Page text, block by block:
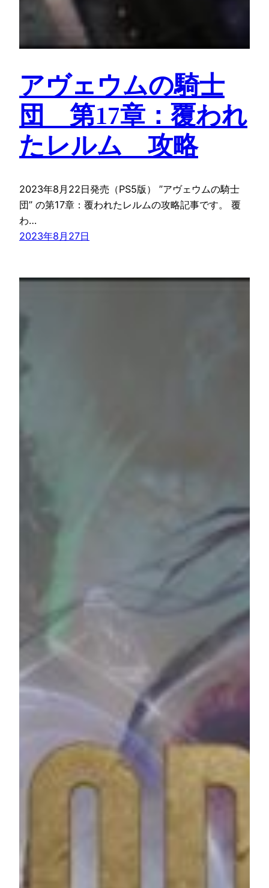
アヴェウムの騎士
団 第17章：覆われ
たレルム 攻略
2023年8月22日発売（PS5版） ”アヴェウムの騎士
団” の第17章：覆われたレルムの攻略記事です。 覆
わ…
2023年8月27日